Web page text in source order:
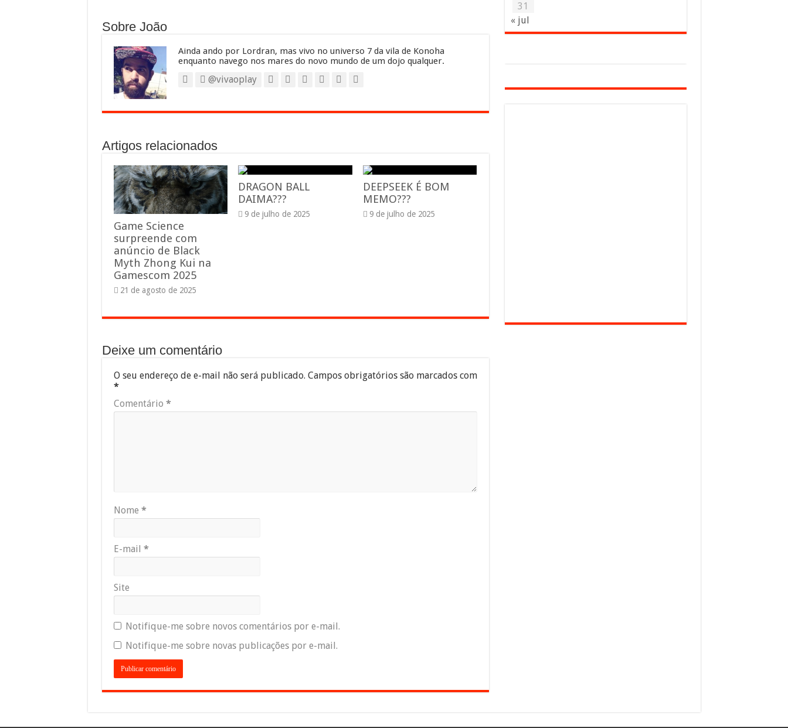
Sobre João
Ainda ando por Lordran, mas vivo no universo 7 da vila de Konoha
enquanto navego nos mares do novo mundo de um dojo qualquer.
@vivaoplay
Artigos relacionados
Game Science
surpreende com
anúncio de Black
Myth Zhong Kui na
Gamescom 2025
21 de agosto de 2025
DRAGON BALL
DAIMA???
9 de julho de 2025
DEEPSEEK É BOM
MEMO???
9 de julho de 2025
Deixe um comentário
O seu endereço de e-mail não será publicado. Campos obrigatórios são marcados com
*
Comentário *
Nome *
E-mail *
Site
Notifique-me sobre novos comentários por e-mail.
Notifique-me sobre novas publicações por e-mail.
31
« jul